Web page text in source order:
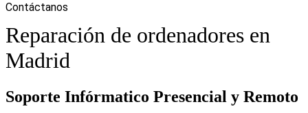
Contáctanos
Reparación de ordenadores en
Madrid
Soporte Infórmatico Presencial y Remoto